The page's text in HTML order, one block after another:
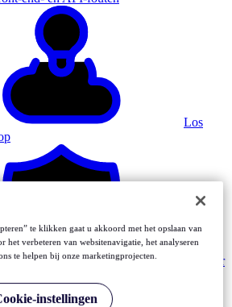
Los
Monitor
te klikken gaat u akkoord met het opslaan van
het verbeteren van websitenavigatie, het analyseren
te helpen bij onze marketingprojecten.
instellingen